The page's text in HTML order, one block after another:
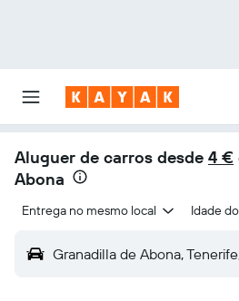
Aluguer de carros desde 4 €
Abona
Entrega no mesmo local Idade
Granadilla de Abona,